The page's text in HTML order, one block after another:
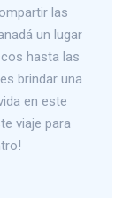
las
un lugar
hasta las
brindar una
en este
viaje para